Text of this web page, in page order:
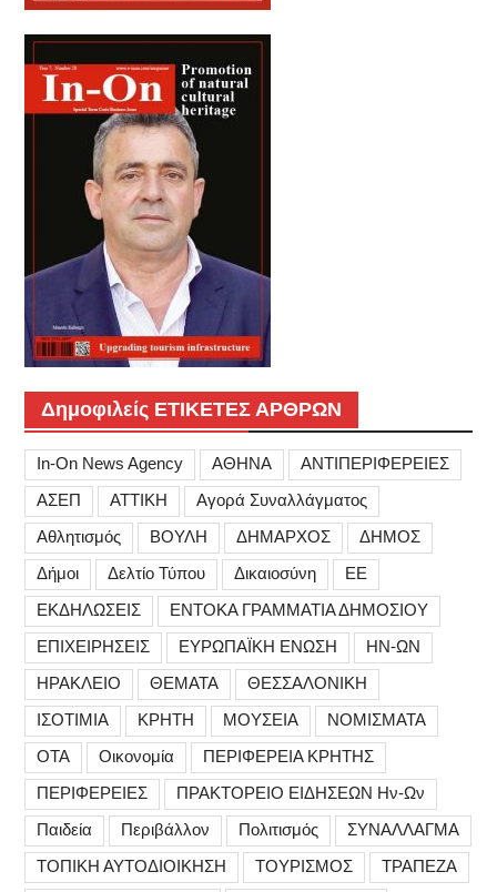
Δημοφιλείς ΕΤΙΚΕΤΕΣ ΑΡΘΡΩΝ
In-On News Agency ΑΘΗΝΑ
ΑΝΤΙΠΕΡΙΦΕΡΕΙΕΣ
ΑΣΕΠ
ΑΤΤΙΚΗ
Αγορά Συναλλάγματος
Αθλητισμός
ΒΟΥΛΗ ΔΗΜΑΡΧΟΣ
ΔΗΜΟΣ
Δήμοι
Δελτίο Τύπου Δικαιοσύνη
ΕΕ
ΕΚΔΗΛΩΣΕΙΣ
ΕΝΤΟΚΑ ΓΡΑΜΜΑΤΙΑ ΔΗΜΟΣΙΟΥ
ΕΠΙΧΕΙΡΗΣΕΙΣ
ΕΥΡΩΠΑΪΚΗ ΕΝΩΣΗ
ΗΝ-ΩΝ
ΗΡΑΚΛΕΙΟ
ΘΕΜΑΤΑ
ΘΕΣΣΑΛΟΝΙΚΗ
ΙΣΟΤΙΜΙΑ
ΚΡΗΤΗ ΜΟΥΣΕΙΑ
ΝΟΜΙΣΜΑΤΑ
ΟΤΑ
Οικονομία
ΠΕΡΙΦΕΡΕΙΑ ΚΡΗΤΗΣ
ΠΕΡΙΦΕΡΕΙΕΣ
ΠΡΑΚΤΟΡΕΙΟ ΕΙΔΗΣΕΩΝ Ην-Ων
Παιδεία
Περιβάλλον Πολιτισμός
ΣΥΝΑΛΛΑΓΜΑ
ΤΟΠΙΚΗ ΑΥΤΟΔΙΟΙΚΗΣΗ
ΤΟΥΡΙΣΜΟΣ ΤΡΑΠΕΖΑ